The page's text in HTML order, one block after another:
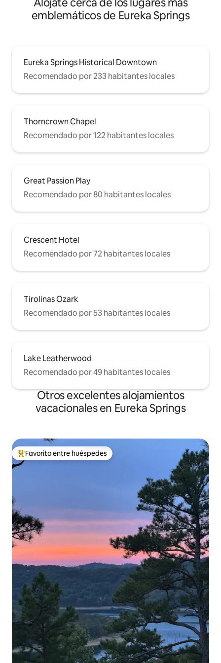
Alójate cerca de los lugares más
emblemáticos de Eureka Springs
Eureka Springs Historical Downtown
Recomendado por 233 habitantes locales
Thorncrown Chapel
Recomendado por 122 habitantes locales
Great Passion Play
Recomendado por 80 habitantes locales
Crescent Hotel
Recomendado por 72 habitantes locales
Tirolinas Ozark
Recomendado por 53 habitantes locales
Lake Leatherwood
Recomendado por 49 habitantes locales
Otros excelentes alojamientos
vacacionales en Eureka Springs
De los mejores en Favorito entre huéspedes
Favorito entre huéspedes